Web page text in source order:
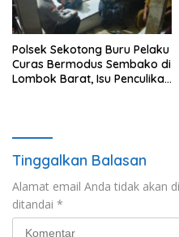
Polsek Sekotong Buru Pelaku
Curas Bermodus Sembako di
Lombok Barat, Isu Penculikan
Tinggalkan Balasan
Alamat email Anda tidak akan
ditandai *